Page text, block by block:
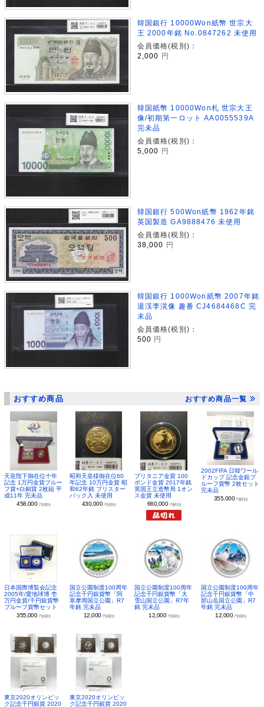
韓国銀行 10000Won紙幣 世宗大
王 2000年銘 No.0847262 未使用
会員価格(税別)：
2,000 円
韓国紙幣 10000Won札 世宗大王
像/初期第一ロット AA0055539A
完未品
会員価格(税別)：
5,000 円
韓国銀行 500Won紙幣 1962年銘
英国製造 GA9888476 未使用
会員価格(税別)：
38,000
円
韓国銀行 1000Won紙幣 2007年銘
退渓李滉像 趣番 CJ4684468C 完
未品
会員価格(税別)：
500 円
おすすめ商品 おすすめ商品一覧
天皇陛下御在位十年
記念 1万円金貨プルー
フ貨+白銅貨 2枚組 平
成11年 完未品
458,000 円(税別)
昭和天皇様御在位60
年記念 10万円金貨 昭
和62年銘 ブリスター
パック入 未使用
430,000 円(税別)
ブリタニア金貨 100
ポンド金貨 2017年銘
英国王立造幣局 1オン
ス金貨 未使用
660,000 円(税別)
2002FIFA 日韓ワール
ドカップ 記念金銀プ
ルーフ貨幣 2枚セット
完未品
355,000 円(税別)
日本国際博覧会記念
2005年/愛地球博 壱
万円金貨/千円銀貨幣
プルーフ貨幣セット
355,000 円(税別)
国立公園制度100周年
記念千円銀貨幣「阿
寒摩周国立公園」R7
年銘 完未品
12,000 円(税別)
国立公園制度100周年
記念千円銀貨幣「大
雪山国立公園」R7年
銘 完未品
12,000 円(税別)
国立公園制度100周年
記念千円銀貨幣「中
部山岳国立公園」R7
年銘 完未品
12,000 円(税別)
東京2020オリンピッ
ク記念千円銀貨 2020
東京2020オリンピッ
ク記念千円銀貨 2020